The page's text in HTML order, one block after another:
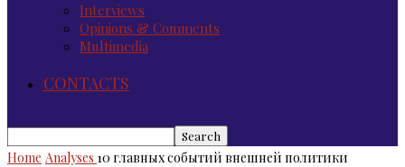
Interviews
Opinions & Comments
Multimedia
CONTACTS
Home Analyses 10 главных событий внешней политики